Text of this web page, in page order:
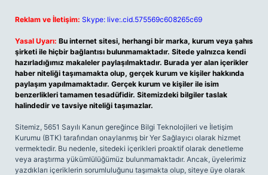
Reklam ve İletişim: Skype: live:.cid.575569c608265c69
Yasal Uyarı: Bu internet sitesi, herhangi bir marka, kurum veya şahıs
şirketi ile hiçbir bağlantısı bulunmamaktadır. Sitede yalnızca kendi
hazırladığımız makaleler paylaşılmaktadır. Burada yer alan içerikler
haber niteliği taşımamakta olup, gerçek kurum ve kişiler hakkında
paylaşım yapılmamaktadır. Gerçek kurum ve kişiler ile isim
benzerlikleri tamamen tesadüfidir. Sitemizdeki bilgiler taslak
halindedir ve tavsiye niteliği taşımazlar.
Sitemiz, 5651 Sayılı Kanun gereğince Bilgi Teknolojileri ve İletişim
Kurumu (BTK) tarafından onaylanmış bir Yer Sağlayıcı olarak hizmet
vermektedir. Bu nedenle, sitedeki içerikleri proaktif olarak denetleme
veya araştırma yükümlülüğümüz bulunmamaktadır. Ancak, üyelerimiz
yazdıkları içeriklerin sorumluluğunu taşımakta olup, siteye üye olarak